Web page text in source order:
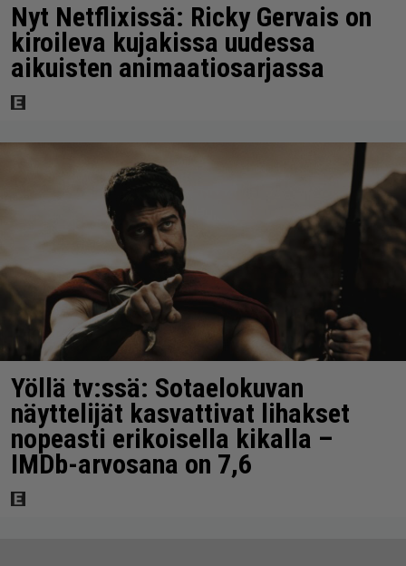
Nyt Netflixissä: Ricky Gervais on
kiroileva kujakissa uudessa
aikuisten animaatiosarjassa
Yöllä tv:ssä: Sotaelokuvan
näyttelijät kasvattivat lihakset
nopeasti erikoisella kikalla –
IMDb-arvosana on 7,6